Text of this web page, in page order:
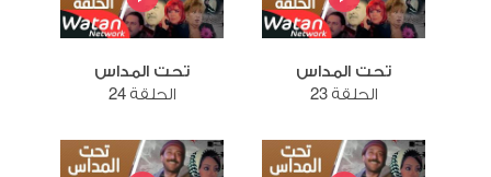
تحت المداس
الحلقة 23
تحت المداس
الحلقة 24